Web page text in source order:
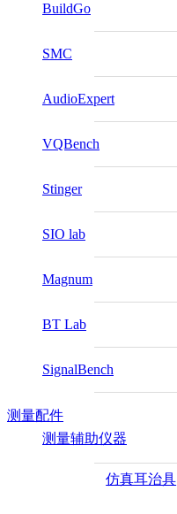
BuildGo
SMC
AudioExpert
VQBench
Stinger
SIO lab
Magnum
BT Lab
SignalBench
测量配件
测量辅助仪器
仿真耳治具